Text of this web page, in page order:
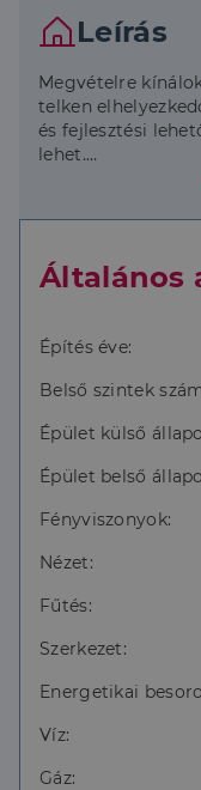
Leírás
Megvételre
telken
és fejlesztési
lehet.
többek között
biztosítja. A
közműkiállások
2 tágas hálószoba
fürdőszoba káddal
külön illemhely
nyílászárók
burkolatok:
Külön épület (nyári
fedett terasszal
téli-nyári
2023-ban
Általános
Építés éve:
Belső szintek
Épület külső
Épület belső
Fényviszonyok:
Nézet:
Fűtés:
Szerkezet:
Energetikai
Víz:
Gáz: